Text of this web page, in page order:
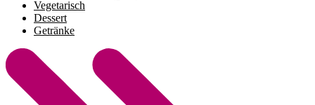
Vegetarisch
Dessert
Getränke